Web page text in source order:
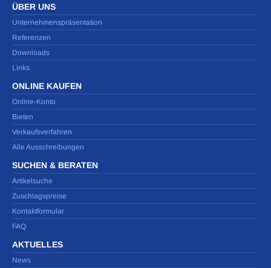
ÜBER UNS
Unternehmenspräsentation
Referenzen
Downloads
Links
ONLINE KAUFEN
Online-Konto
Bieten
Verkaufsverfahren
Alle Ausschreibungen
SUCHEN & BERATEN
Artikelsuche
Zuschlagspreise
Kontaktformular
FAQ
AKTUELLES
News